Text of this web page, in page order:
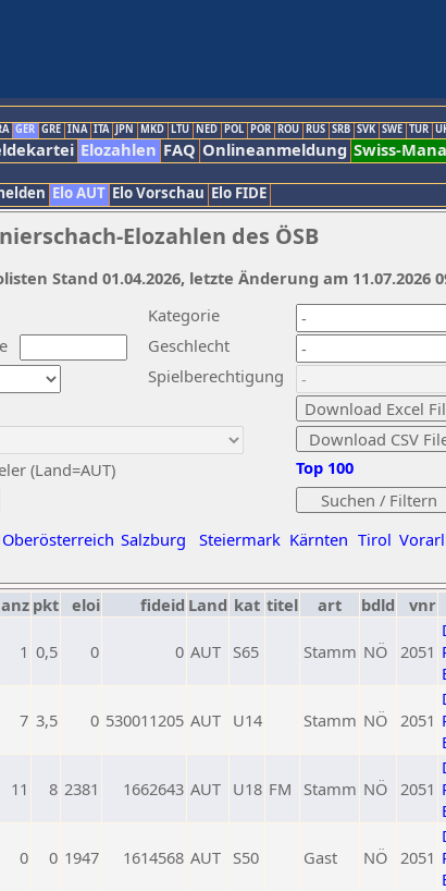
GER GRE INA ITA JPN MKD LTU NED POL POR ROU RUS SRB SVK SWE TUR
Elozahlen FAQ Onlineanmeldung Swiss-
Elo AUT Elo Vorschau Elo FIDE
Elozahlen des ÖSB
Kategorie
Geschlecht
(Land=AUT)
Spielberechtigung
Oberösterreich Salzburg Steiermark Kärnten Tirol
Top 100
Stand 01.04.2026, letzte Änderung am
anz pkt eloi fideid Land kat titel art bdld vnr
1 0,5 0 0 AUT S65 Stamm NÖ 2051
7 3,5 0 530011205 AUT U14 Stamm NÖ 2051
11 8 2381 1662643 AUT U18 FM Stamm NÖ 2051
0 0 1947 1614568 AUT S50 Gast NÖ 2051